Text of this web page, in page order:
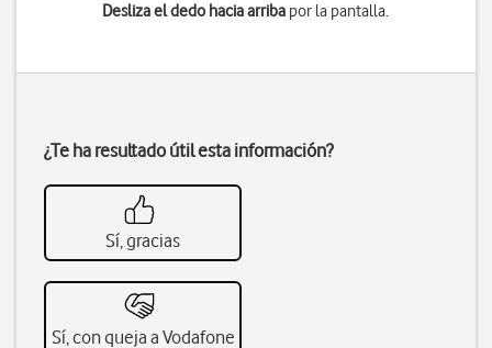
Desliza el dedo hacia arriba por la pantalla.
¿Te ha resultado útil esta información?
Sí, gracias
Sí, con queja a Vodafone